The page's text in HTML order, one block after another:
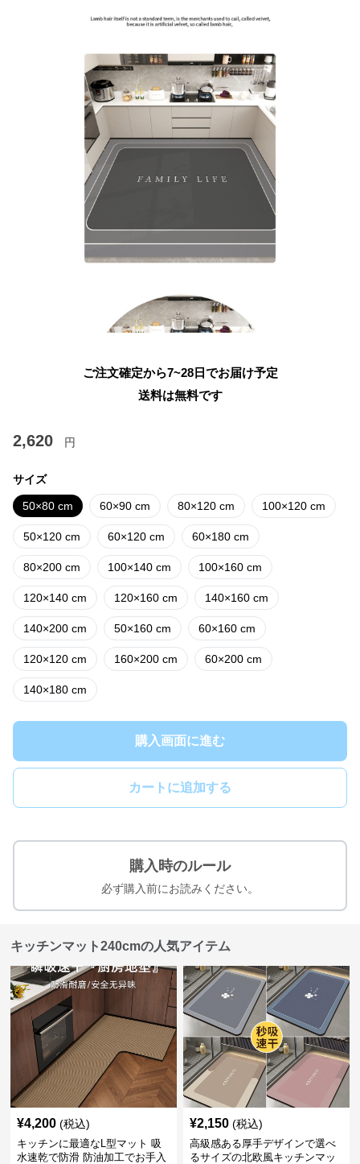
ご注文確定から7~28日でお届け予定
送料は無料です
2,620 円
サイズ
50×80 cm 60×90 cm 80×120 cm 100×120 cm
50×120 cm 60×120 cm 60×180 cm
80×200 cm 100×140 cm 100×160 cm
120×140 cm 120×160 cm 140×160 cm
140×200 cm 50×160 cm 60×160 cm
120×120 cm 160×200 cm 60×200 cm
140×180 cm
購入画面に進む
カートに追加する
購入時のルール
必ず購入前にお読みください。
キッチンマット240cmの人気アイテム
¥4,200 (税込)
キッチンに最適なL型マット 吸
水速乾で防滑 防油加工でお手入
¥2,150 (税込)
高級感ある厚手デザインで選べ
るサイズの北欧風キッチンマッ